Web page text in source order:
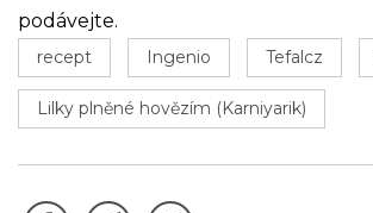
podávejte.
recept Ingenio Tefalcz
Lilky plněné hovězím (Karniyarik)